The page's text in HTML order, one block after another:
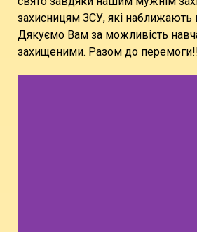
захисницям ЗСУ, які
Дякуємо Вам за можливість
захищеними. Разом до